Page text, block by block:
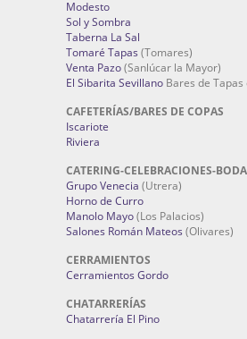
Modesto
Sol y Sombra
Taberna La Sal
Tomaré Tapas (Tomares)
Venta Pazo(Sanlúcar la Mayor)
El Sibarita Sevillano Bares de Tapas
CAFETERÍAS/BARES DE COPAS
Iscariote
Riviera
CATERING-CELEBRACIONES-
Grupo Venecia (Utrera)
Horno de Curro
Manolo Mayo(Los Palacios)
Salones Román Mateos (Olivares)
CERRAMIENTOS
Cerramientos Gordo
CHATARRERÍAS
Chatarrería El Pino